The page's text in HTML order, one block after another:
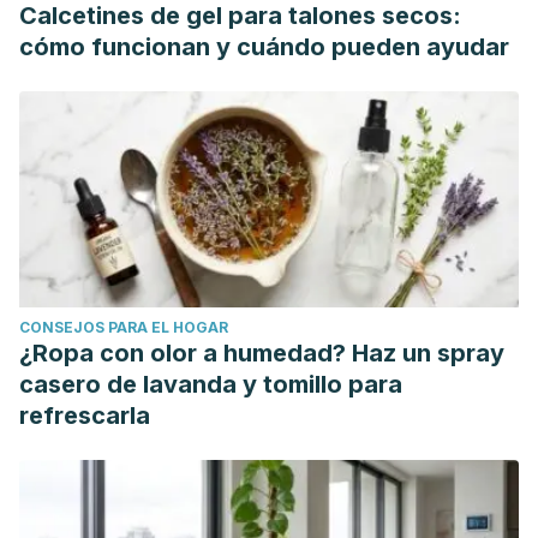
Nutr Res, 2018. 7 (4): 291-296.
Calcetines de gel para talones secos:
cómo funcionan y cuándo pueden ayudar
CONSEJOS PARA EL HOGAR
¿Ropa con olor a humedad? Haz un spray
casero de lavanda y tomillo para
refrescarla